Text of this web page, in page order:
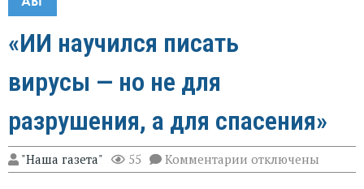
«ИИ научился писать
вирусы — но не для
разрушения, а для спасения»
"Наша газета" 55 Комментарии к
записи
отключены